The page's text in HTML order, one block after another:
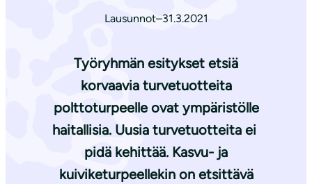
Lausunnot–31.3.2021
Työryhmän esitykset etsiä
korvaavia turvetuotteita
polttoturpeelle ovat ympäristölle
haitallisia. Uusia turvetuotteita ei
pidä kehittää. Kasvu- ja
kuiviketurpeellekin on etsittävä